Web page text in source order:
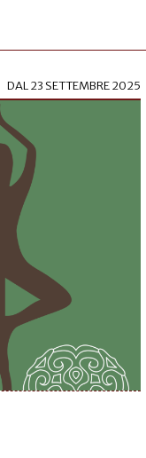
DAL23 SETTEMBRE 2025